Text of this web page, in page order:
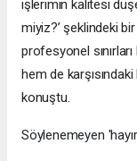
işlerimin kalitesi
miyiz?’ şeklindeki
profesyonel
hem de karşısındaki
konuştu.
Söylenemeyen